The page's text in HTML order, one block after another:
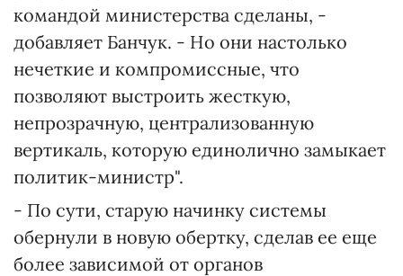
командой министерства сделаны, -
добавляет Банчук. - Но они настолько
нечеткие и компромиссные, что
позволяют выстроить жесткую,
непрозрачную, централизованную
вертикаль, которую единолично замыкает
политик-министр".
- По сути, старую начинку системы
обернули в новую обертку, сделав ее еще
более зависимой от органов